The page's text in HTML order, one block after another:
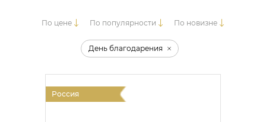
По цене По популярности По новизне
День благодарения
Россия